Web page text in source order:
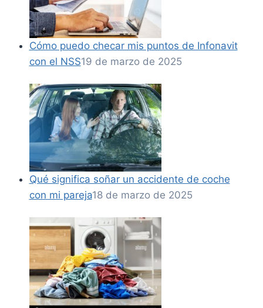
Cómo puedo checar mis puntos de Infonavit
con el NSS19 de marzo de 2025
Qué significa soñar un accidente de coche
con mi pareja18 de marzo de 2025